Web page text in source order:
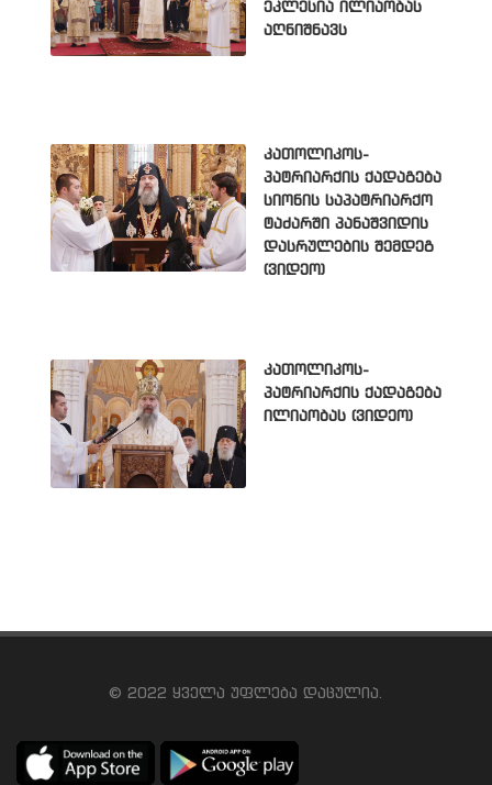
ეკლესია ილიაობას
აღნიშნავს
კათოლიკოს-
პატრიარქის ქადაგება
სიონის საპატრიარქო
ტაძარში პანაშვიდის
დასრულების შემდეგ
(ვიდეო)
კათოლიკოს-
პატრიარქის ქადაგება
ილიაობას (ვიდეო)
© 2022 ყველა უფლება დაცულია.